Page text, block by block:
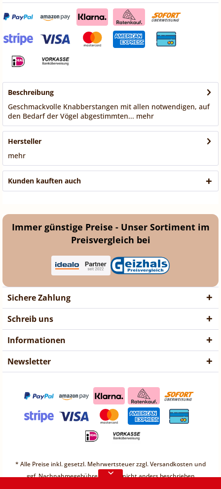
Vorübergehend sind keine
Bestellungen möglich.
Beschreibung
Geschmackvolle Knabberstangen mit allen notwendigen, auf
den Bedarf der Vögel abgestimmten... mehr
Hersteller
mehr
Kunden kauften auch
Immer günstige Preise - Unser Sortiment im
Preisvergleich bei
Sichere Zahlung
Schreib uns
Informationen
Newsletter
* Alle Preise inkl. gesetzl. Mehrwertsteuer zzgl.Versandkosten und
ggf. Nachnahmegebühren, wenn nicht anders beschrieben